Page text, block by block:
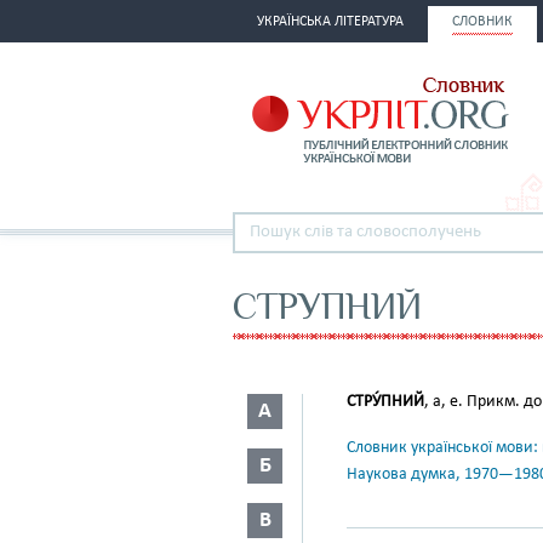
УКРАЇНСЬКА ЛІТЕРАТУРА СЛОВНИК
СТРУПНИЙ
А
Б
В
СТРУ́ПНИЙ, а, е. Прикм. до
Словник української
Наукова думка,